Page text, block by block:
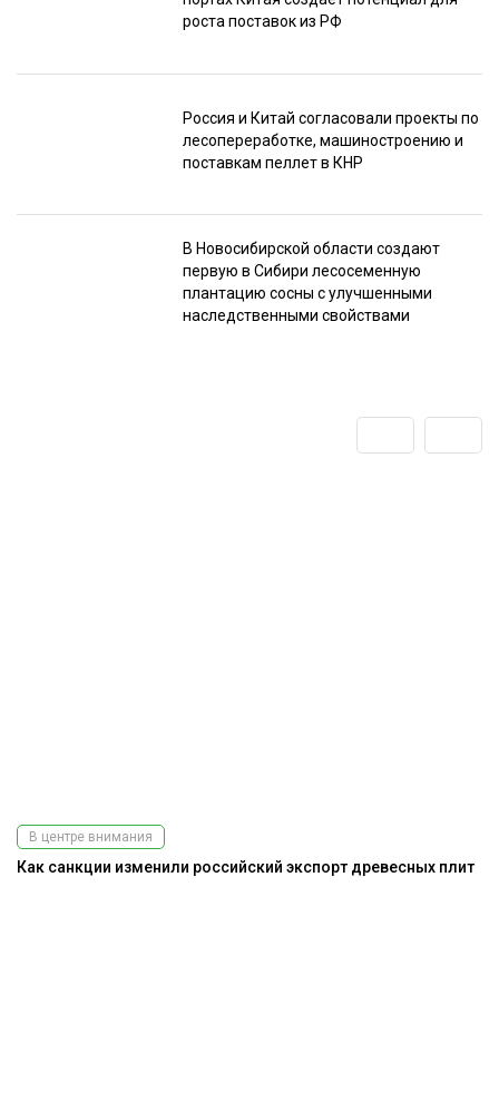
роста поставок из РФ
Россия и Китай согласовали проекты по
лесопереработке, машиностроению и
поставкам пеллет в КНР
В Новосибирской области создают
первую в Сибири лесосеменную
плантацию сосны с улучшенными
наследственными свойствами
В центре внимания
Как санкции изменили российский экспорт древесных плит